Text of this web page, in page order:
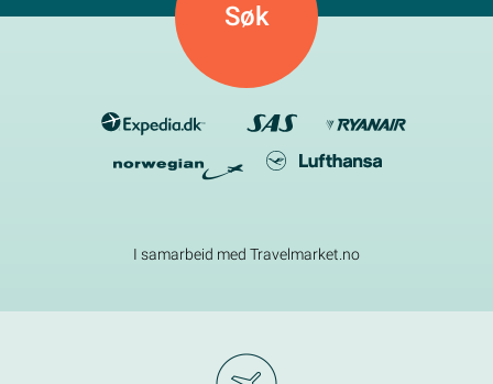
5
I samarbeid med Travelmarket.no